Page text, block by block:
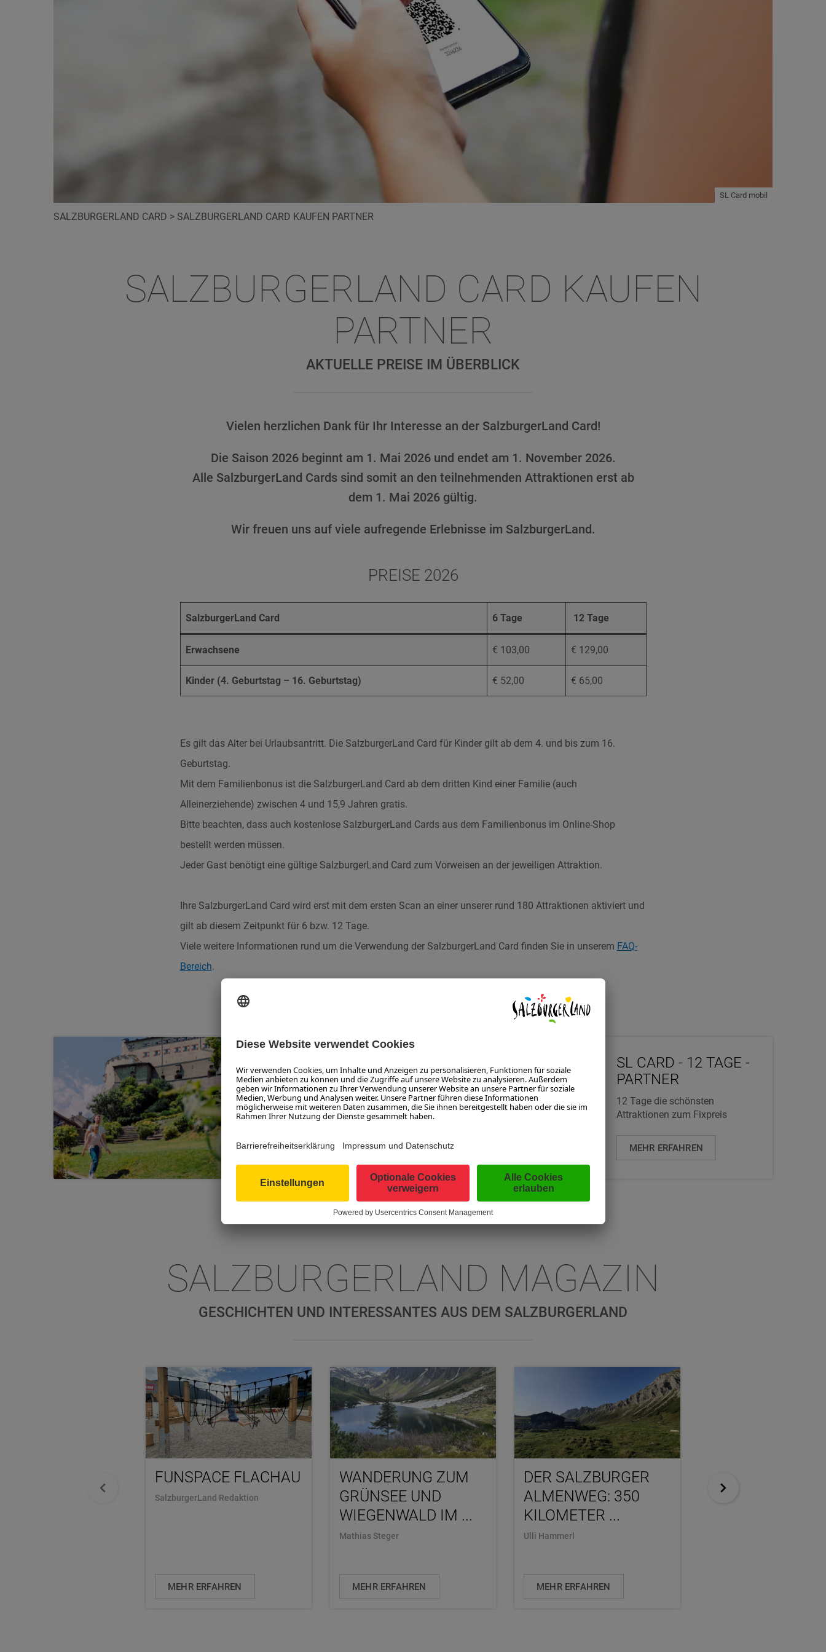
SL Card mobil
SALZBURGERLAND CARD > SALZBURGERLAND CARD KAUFEN PARTNER
SALZBURGERLAND CARD KAUFEN
PARTNER
AKTUELLE PREISE IM ÜBERBLICK
Vielen herzlichen Dank für Ihr Interesse an der SalzburgerLand Card!
Die Saison 2026 beginnt am 1. Mai 2026 und endet am 1. November 2026.
Alle SalzburgerLand Cards sind somit an den teilnehmenden Attraktionen erst ab
dem 1. Mai 2026 gültig.
Wir freuen uns auf viele aufregende Erlebnisse im SalzburgerLand.
PREISE 2026
SalzburgerLand Card 6 Tage 12 Tage
Erwachsene € 103,00 € 129,00
Kinder (4. Geburtstag – 16. Geburtstag) € 52,00 € 65,00
Es gilt das Alter bei Urlaubsantritt. Die SalzburgerLand Card für Kinder gilt ab dem 4. und bis zum 16.
Geburtstag.
Mit dem Familienbonus ist die SalzburgerLand Card ab dem dritten Kind einer Familie (auch
Alleinerziehende) zwischen 4 und 15,9 Jahren gratis.
Bitte beachten, dass auch kostenlose SalzburgerLand Cards aus dem Familienbonus im Online-Shop
bestellt werden müssen.
Jeder Gast benötigt eine gültige SalzburgerLand Card zum Vorweisen an der jeweiligen Attraktion.
Ihre SalzburgerLand Card wird erst mit dem ersten Scan an einer unserer rund 180 Attraktionen aktiviert und
gilt ab diesem Zeitpunkt für 6 bzw. 12 Tage.
Viele weitere Informationen rund um die Verwendung der SalzburgerLand Card finden Sie in unserem FAQ-
Bereich.
SL CARD - 6 TAGE -
PARTNER
6 Tage die schönsten
Attraktionen zum Fixpreis
MEHR ERFAHREN
SL CARD - 12 TAGE -
PARTNER
12 Tage die schönsten
Attraktionen zum Fixpreis
MEHR ERFAHREN
SALZBURGERLAND MAGAZIN
GESCHICHTEN UND INTERESSANTES AUS DEM SALZBURGERLAND
FUNSPACE FLACHAU
SalzburgerLand Redaktion
MEHR ERFAHREN
WANDERUNG ZUM
GRÜNSEE UND
WIEGENWALD IM ...
Mathias Steger
MEHR ERFAHREN
DER SALZBURGER
ALMENWEG: 350
KILOMETER ...
Ulli Hammerl
MEHR ERFAHREN
WEISSEN GOLD